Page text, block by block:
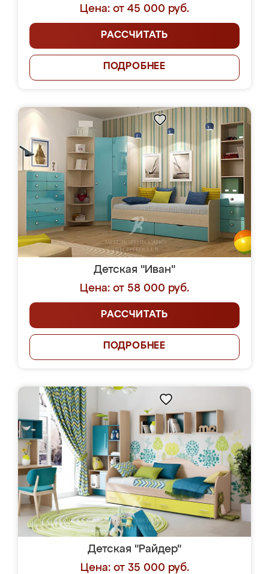
Цена: от 45 000 руб.
РАССЧИТАТЬ
ПОДРОБНЕЕ
Детская "Иван"
Цена: от 58 000 руб.
РАССЧИТАТЬ
ПОДРОБНЕЕ
Детская "Райдер"
Цена: от 35 000 руб.